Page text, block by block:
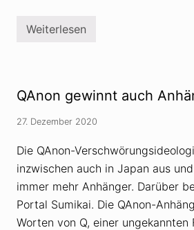
s
G
r
f
r
i
e
U
A
S
P
w
l
’
V
e
r
s
Weiterlesen
QAnon gewinnt auch
27. Dezember 2020
Die QAnon-
inzwischen auch in Japan aus
immer mehr Anhänger. Darüber
Portal Sumikai. Die QAnon-
Worten von Q, einer ungekannten